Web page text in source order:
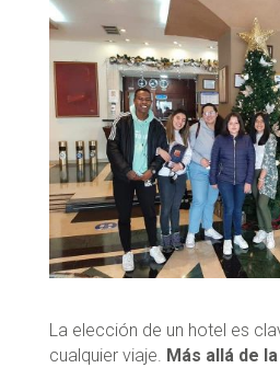
La elección de un hotel es
cualquier viaje. Más allá de